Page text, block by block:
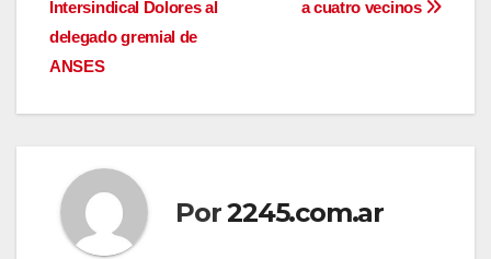
de
entradas
a cuatro vecinos
Intersindical Dolores al
delegado gremial de
ANSES
Por2245.com.ar